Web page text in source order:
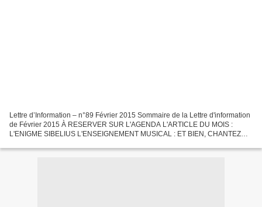
Lettre d’Information – n°89 Février 2015 Sommaire de la Lettre d'information
de Février 2015 À RESERVER SUR L'AGENDA L'ARTICLE DU MOIS :
L'ENIGME SIBELIUS L'ENSEIGNEMENT MUSICAL : ET BIEN, CHANTEZ